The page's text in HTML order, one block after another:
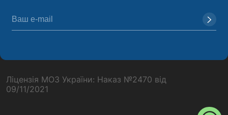
Ліцензія МОЗ України: Наказ №2470 від
09/11/2021